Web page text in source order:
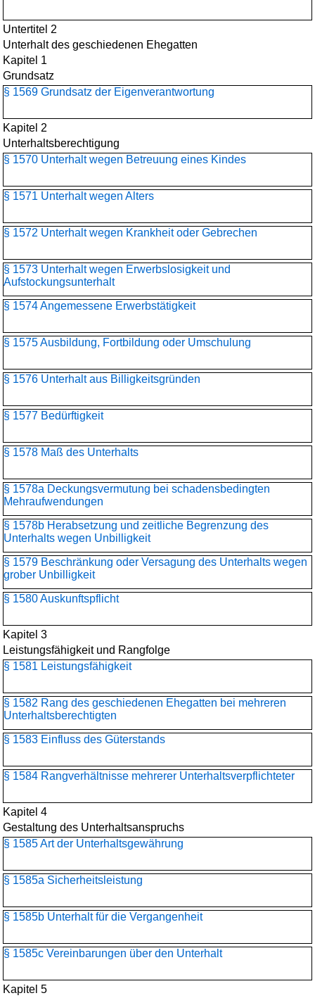
Untertitel 2
Unterhalt des geschiedenen Ehegatten
Kapitel 1
Grundsatz
§ 1569 Grundsatz der Eigenverantwortung
Kapitel 2
Unterhaltsberechtigung
§ 1570 Unterhalt wegen Betreuung eines Kindes
§ 1571 Unterhalt wegen Alters
§ 1572 Unterhalt wegen Krankheit oder Gebrechen
§ 1573 Unterhalt wegen Erwerbslosigkeit und
Aufstockungsunterhalt
§ 1574 Angemessene Erwerbstätigkeit
§ 1575 Ausbildung, Fortbildung oder Umschulung
§ 1576 Unterhalt aus Billigkeitsgründen
§ 1577 Bedürftigkeit
§ 1578 Maß des Unterhalts
§ 1578a Deckungsvermutung bei schadensbedingten
Mehraufwendungen
§ 1578b Herabsetzung und zeitliche Begrenzung des
Unterhalts wegen Unbilligkeit
§ 1579 Beschränkung oder Versagung des Unterhalts wegen
grober Unbilligkeit
§ 1580 Auskunftspflicht
Kapitel 3
Leistungsfähigkeit und Rangfolge
§ 1581 Leistungsfähigkeit
§ 1582 Rang des geschiedenen Ehegatten bei mehreren
Unterhaltsberechtigten
§ 1583 Einfluss des Güterstands
§ 1584 Rangverhältnisse mehrerer Unterhaltsverpflichteter
Kapitel 4
Gestaltung des Unterhaltsanspruchs
§ 1585 Art der Unterhaltsgewährung
§ 1585a Sicherheitsleistung
§ 1585b Unterhalt für die Vergangenheit
§ 1585c Vereinbarungen über den Unterhalt
Kapitel 5